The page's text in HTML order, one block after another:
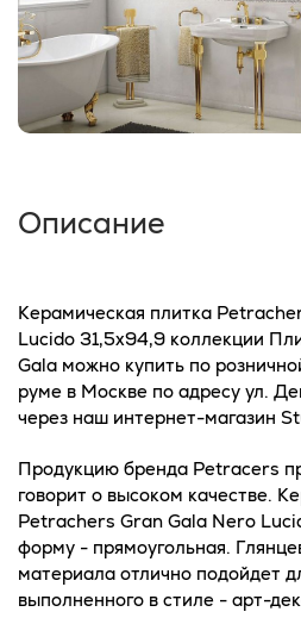
Описание
Керамическая плитка
Lucido 31,5x94,9 коллекции
Gala можно купить по
руме в Москве по адресу ул.
через наш интернет-магазин
Продукцию бренда Petracers
говорит о высоком качестве.
Petrachers Gran Gala Nero
форму - прямоугольная.
материала отлично подойдет
выполненного в стиле - арт-